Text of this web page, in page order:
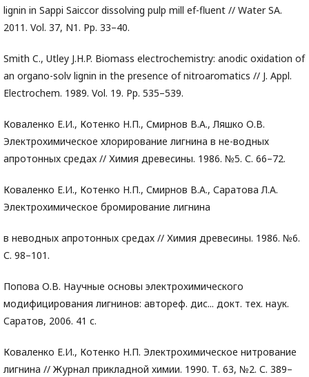
lignin in Sappi Saiccor dissolving pulp mill ef-fluent // Water SA.
2011. Vol. 37, N1. Pp. 33–40.
Smith C., Utley J.H.P. Biomass electrochemistry: anodic oxidation of
an organo-solv lignin in the presence of nitroaromatics // J. Appl.
Electrochem. 1989. Vol. 19. Pp. 535–539.
Коваленко Е.И., Котенко Н.П., Смирнов В.А., Ляшко О.В.
Электрохимическое хлорирование лигнина в не-водных
апротонных средах // Химия древесины. 1986. №5. С. 66–72.
Коваленко Е.И., Котенко Н.П., Смирнов В.А., Саратова Л.А.
Электрохимическое бромирование лигнина
в неводных апротонных средах // Химия древесины. 1986. №6.
С. 98–101.
Попова О.В. Научные основы электрохимического
модифицирования лигнинов: автореф. дис... докт. тех. наук.
Саратов, 2006. 41 с.
Коваленко Е.И., Котенко Н.П. Электрохимическое нитрование
лигнина // Журнал прикладной химии. 1990. Т. 63, №2. С. 389–